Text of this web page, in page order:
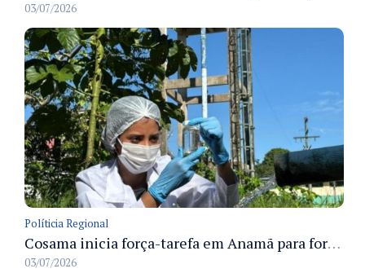
03/07/2026
Políticia Regional
Cosama inicia força-tarefa em Anamã para fortalecer abastecimento de água e segurança hídrica da população
03/07/2026